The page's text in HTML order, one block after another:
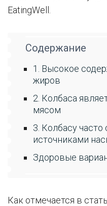
EatingWell.
Содержание
1. Высокое
жиров
2. Колбаса
мясом
3. Колбасу
источниками
Здоровые
Как отмечается в